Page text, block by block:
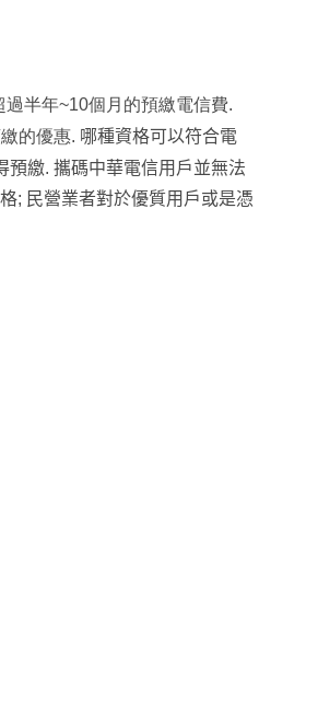
半年~10個月的預繳電信費.
的優惠. 哪種資格可以符合電
預繳. 攜碼中華電信用戶並無法
; 民營業者對於優質用戶或是憑